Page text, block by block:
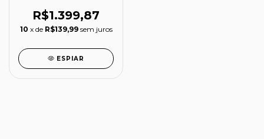
GM00002073 -
MAKITA
R$1.399,87
10 x de R$139,99 sem juros
ESPIAR